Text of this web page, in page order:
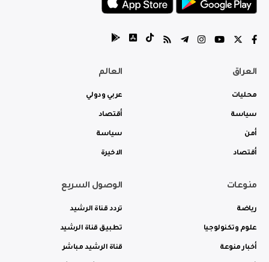
العراق
محليات
سياسة
أمن
أقتصاد
العالم
عربي ودولي
أقتصاد
سياسة
الاخيرة
منوعات
رياضة
علوم وتكنولوجيا
أخبار منوعة
الوصول السريع
تردد قناة الرشيد
تطبيق قناة الرشيد
قناة الرشيد مباشر